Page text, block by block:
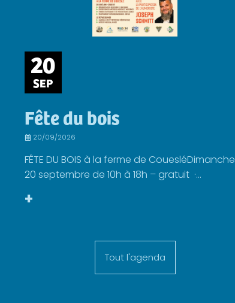
20
SEP
Fête du bois
20/09/2026
FÊTE DU BOIS à la ferme de CouesléDimanche
20 septembre de 10h à 18h – gratuit ·...
+
Tout l'agenda